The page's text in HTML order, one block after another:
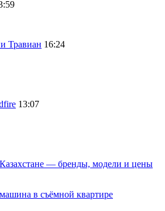
Травиан 16:24
13:07
— бренды, модели и цены
в съёмной квартире